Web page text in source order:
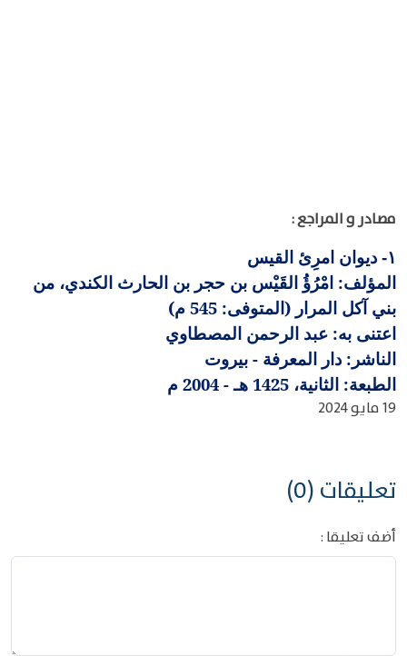
مصادر و المراجع :
١-
ديوان امرِئ القيس
المؤلف: امْرُؤُ القَيْس بن حجر بن الحارث الكندي، من
بني آكل المرار (المتوفى: 545 م)
اعتنى به: عبد الرحمن المصطاوي
الناشر: دار المعرفة - بيروت
الطبعة: الثانية، 1425 هـ - 2004 م
19 مايو 2024
تعليقات (0)
أضف تعليقا :